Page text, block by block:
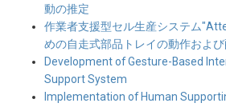
動の推定
作業者支援型セル生産システム
めの自走式部品トレイの動作およ
Development of Gesture-Based
Support System
Implementation of Human